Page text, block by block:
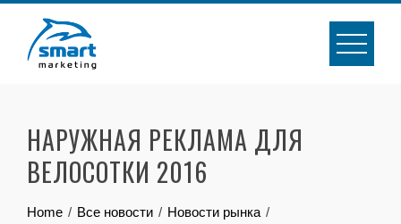
content
НАРУЖНАЯ РЕКЛАМА ДЛЯ
ВЕЛОСОТКИ 2016
Home Все новости
Новости рынка